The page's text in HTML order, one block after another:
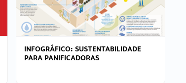
INFOGRÁFICO: SUSTENTABILIDADE
PARA PANIFICADORAS